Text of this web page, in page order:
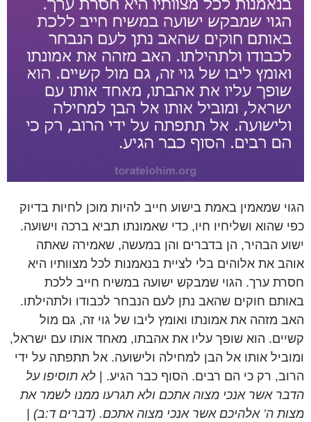
הגוי שמאמין באמת בישוע חייב להיות מוכן לחיות בדיוק
כפי שהוא ושליחיו חיו, כדי שאמונתו תביא ברכה וישועה.
ישוע הבהיר, הן בדברים והן במעשה, שאמירה שאתה
אוהב את אלוהים בלי לציית בנאמנות לכל מצוותיו היא
חסרת ערך. הגוי שמבקש ישועה במשיח חייב ללכת
באותם חוקים שהאב נתן לעם הנבחר לכבודו ולתהילתו.
האב מזהה את אמונתו ואומץ ליבו של גוי זה, גם מול
קשיים. הוא שופך עליו את אהבתו, מאחד אותו עם ישראל,
ומוביל אותו אל הבן למחילה ולישועה. אל תתפתה על ידי
הרוב, רק כי הם רבים. הסוף כבר הגיע. | לא תוסיפו על
הדבר אשר אנכי מצוה אתכם ולא תגרעו ממנו לשמר את
מצות ה’ אלהיכם אשר אנכי מצוה אתכם. (דברים ד:ב) |